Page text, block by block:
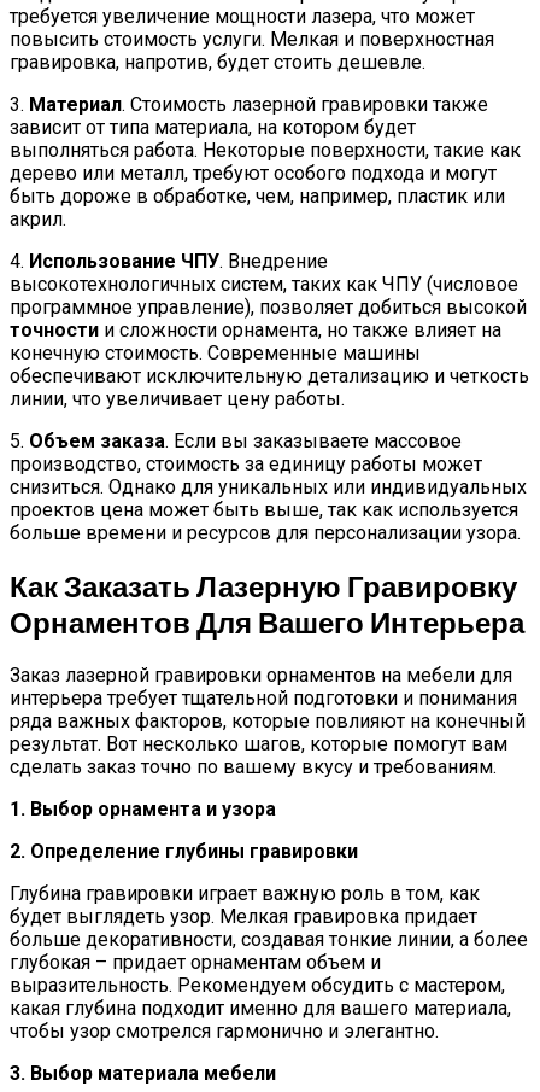
требуется увеличение мощности лазера, что может
повысить стоимость услуги. Мелкая и поверхностная
гравировка, напротив, будет стоить дешевле.
3. Материал. Стоимость лазерной гравировки также
зависит от типа материала, на котором будет
выполняться работа. Некоторые поверхности, такие как
дерево или металл, требуют особого подхода и могут
быть дороже в обработке, чем, например, пластик или
акрил.
4. Использование ЧПУ. Внедрение
высокотехнологичных систем, таких как ЧПУ (числовое
программное управление), позволяет добиться высокой
точности и сложности орнамента, но также влияет на
конечную стоимость. Современные машины
обеспечивают исключительную детализацию и четкость
линии, что увеличивает цену работы.
5. Объем заказа. Если вы заказываете массовое
производство, стоимость за единицу работы может
снизиться. Однако для уникальных или индивидуальных
проектов цена может быть выше, так как используется
больше времени и ресурсов для персонализации узора.
Как Заказать Лазерную Гравировку
Орнаментов Для Вашего Интерьера
Заказ лазерной гравировки орнаментов на мебели для
интерьера требует тщательной подготовки и понимания
ряда важных факторов, которые повлияют на конечный
результат. Вот несколько шагов, которые помогут вам
сделать заказ точно по вашему вкусу и требованиям.
1. Выбор орнамента и узора
2. Определение глубины гравировки
Глубина гравировки играет важную роль в том, как
будет выглядеть узор. Мелкая гравировка придает
больше декоративности, создавая тонкие линии, а более
глубокая – придает орнаментам объем и
выразительность. Рекомендуем обсудить с мастером,
какая глубина подходит именно для вашего материала,
чтобы узор смотрелся гармонично и элегантно.
3. Выбор материала мебели